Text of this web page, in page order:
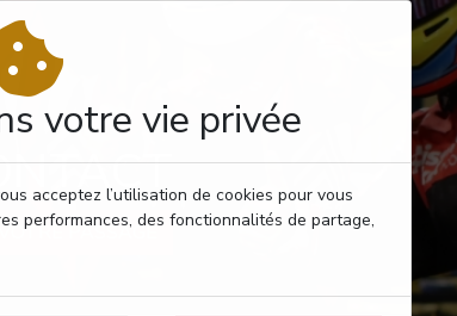
votre vie privée
acceptez l’utilisation de cookies pour vous
performances, des fonctionnalités de partage,
PASSAGE